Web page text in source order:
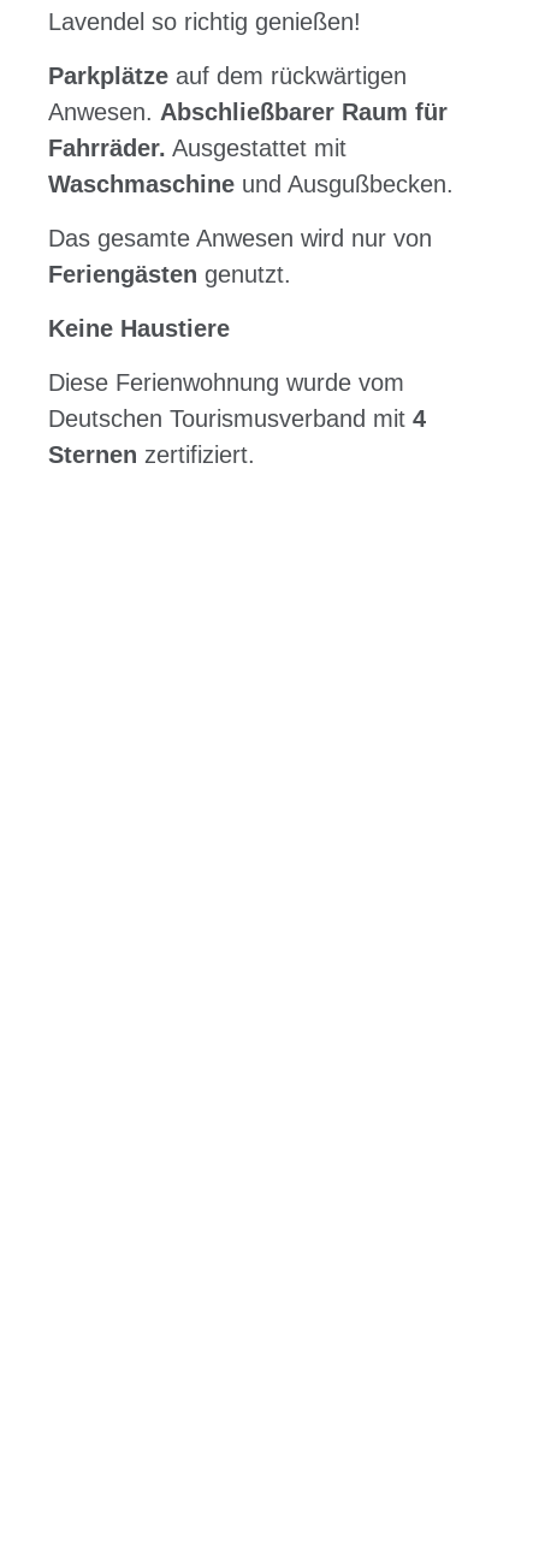
Lavendel so richtig genießen!
Parkplätze auf dem rückwärtigen
Anwesen. Abschließbarer Raum für
Fahrräder. Ausgestattet mit
Waschmaschine und Ausgußbecken.
Das gesamte Anwesen wird nur von
Feriengästen genutzt.
Keine Haustiere
Diese Ferienwohnung wurde vom
Deutschen Tourismusverband mit 4
Sternen zertifiziert.